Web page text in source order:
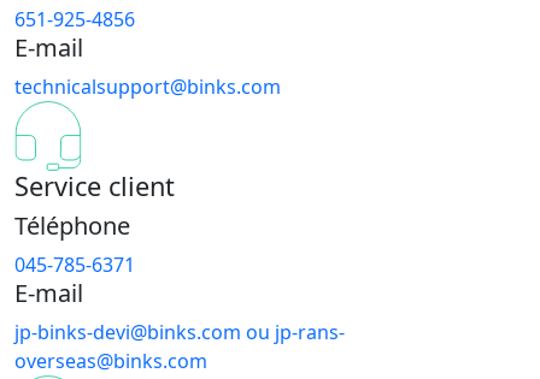
651-925-4856
E-mail
technicalsupport@binks.com
Service client
Téléphone
045-785-6371
E-mail
jp-binks-devi@binks.com ou jp-rans-
overseas@binks.com